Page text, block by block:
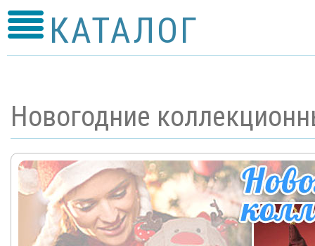
КАТАЛОГ
Новогодние